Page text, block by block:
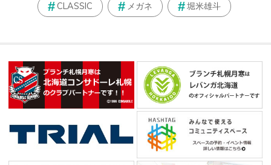
CLASSIC メガネ 堀米雄斗